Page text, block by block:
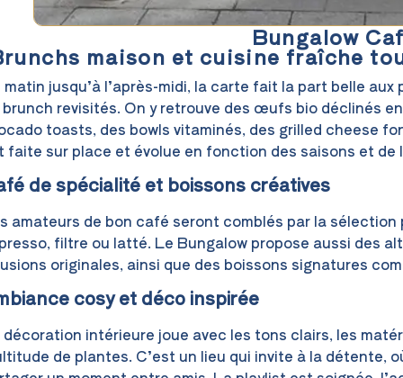
Bungalow
maison et cuisine fraîche
matin jusqu’à l’après-midi, la carte fait la part belle
revisités. On y retrouve des œufs bio déclinés
toasts, des bowls vitaminés, des grilled cheese
faite sur place et évolue en fonction des saisons et de
de spécialité et boissons créatives
amateurs de bon café seront comblés par la
filtre ou latté. Le Bungalow propose aussi des
originales, ainsi que des boissons signatures
cosy et déco inspirée
intérieure joue avec les tons clairs, les
de plantes. C’est un lieu qui invite à la détente,